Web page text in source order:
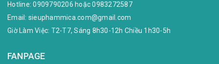
Hotline:0909790206 hoặc0983272587
Email: sieuphammica.com@gmail.com
Giờ Làm Việc: T2-T7, Sáng 8h30-12h Chiều 1h30-5h
FANPAGE